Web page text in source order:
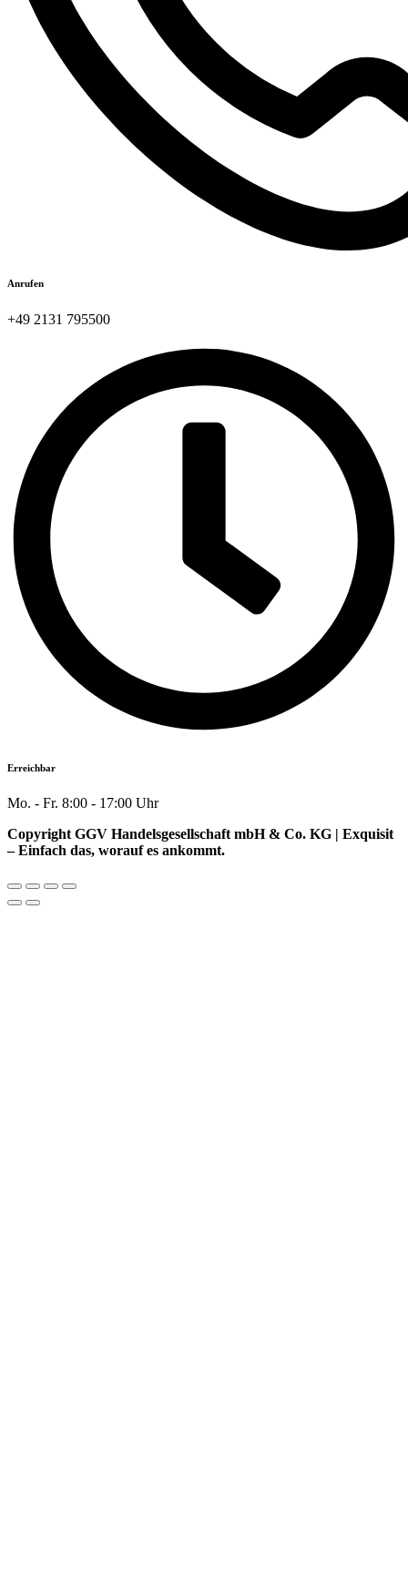
Anrufen
+49 2131 795500​
Erreichbar
Mo. - Fr. 8:00 - 17:00 Uhr
Copyright GGV Handelsgesellschaft mbH & Co. KG | Exquisit
– Einfach das, worauf es ankommt.